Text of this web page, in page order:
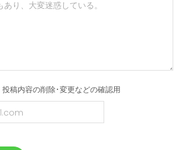
投稿内容の削除･変更などの確認用